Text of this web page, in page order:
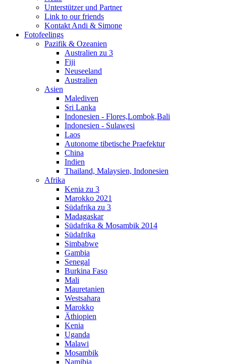
Unterstützer und Partner
Link to our friends
Kontakt Andi & Simone
Fotofeelings
Pazifik & Ozeanien
Australien zu 3
Fiji
Neuseeland
Australien
Asien
Malediven
Sri Lanka
Indonesien - Flores,Lombok,Bali
Indonesien - Sulawesi
Laos
Autonome tibetische Praefektur
China
Indien
Thailand, Malaysien, Indonesien
Afrika
Kenia zu 3
Marokko 2021
Südafrika zu 3
Madagaskar
Südafrika & Mosambik 2014
Südafrika
Simbabwe
Gambia
Senegal
Burkina Faso
Mali
Mauretanien
Westsahara
Marokko
Äthiopien
Kenia
Uganda
Malawi
Mosambik
Namibia